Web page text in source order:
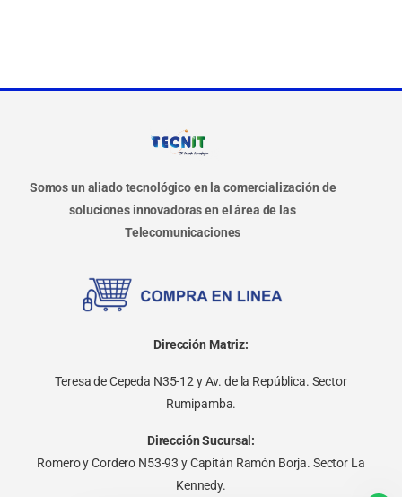
Somos un aliado tecnológico en la comercialización de
soluciones innovadoras en el área de las
Telecomunicaciones
Dirección Matriz:
Teresa de Cepeda N35-12 y Av. de la República. Sector
Rumipamba.
Dirección Sucursal:
Romero y Cordero N53-93 y Capitán Ramón Borja. Sector La
Kennedy.